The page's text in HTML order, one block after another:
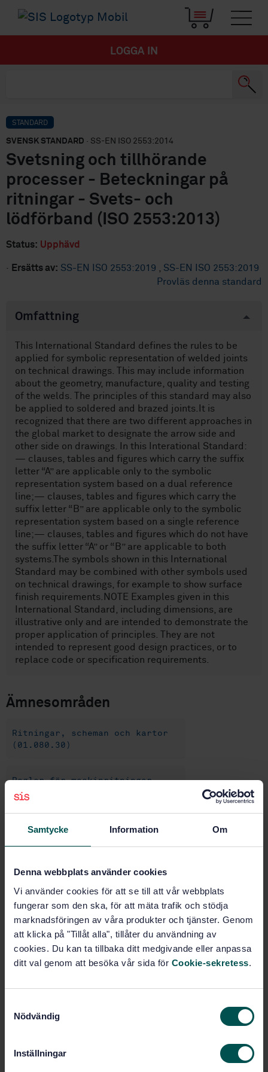
Samtycke Information Om
Denna webbplats använder cookies
Vi använder cookies för att se till att vår webbplats
fungerar som den ska, för att mäta trafik och stödja
marknadsföringen av våra produkter och tjänster. Genom
att klicka på "Tillåt alla", tillåter du användning av
cookies. Du kan ta tillbaka ditt medgivande eller anpassa
ditt val genom att besöka vår sida för Cookie-sekretess.
Nödvändig
Inställningar
LOGGA IN
STANDARD
SVENSK STANDARD · SS-EN ISO 2553:2014
Svetsning och tillhörande
processer - Beteckningar på
ritningar - Svets- och
lödförband (ISO 2553:2013)
Status: Upphävd
· Ersätts av: SS-EN ISO 2553:2019 , SS-EN ISO 2553:2019
Provläs denna standard
Omfattning
This International Standard defines the rules to be
applied for symbolic representation of welded joints
on technical drawings. This may include information
about the geometry, manufacture, quality and testing
of the welds. The principles of this standard may also
be applied to soldered and brazed joints.It is
recognized that there are two different approaches in
the global market to designate the arrow side and
other side on drawings. In this Interational Standard:
— clauses, tables and figures which carry the suffix
letter “A” are applicable only to the symbolic
representation system based on a dual reference
line;— clauses, tables and figures which carry the
suffix letter “B” are applicable only to the symbolic
representation system based on a single reference
line;— clauses, tables and figures which do not have
the suffix letter “A” or “B” are applicable to both
systems.The symbols shown in this International
Standard may be combined with other symbols used
on technical drawings, for example to show surface
finish requirements.NOTE Examples given in this
International Standard, including dimensions, are
illustrative only and are intended to demonstrate the
proper application of principles. They are not
intended to represent good design practices, or to
replace code or specification requirements.
Ämnesområden
Ritningar, scheman och kartor
(01.080.30)
Regler för maskinritningar
(01.100.20)
Svetsfogar (25.160.40)
Köp denna standard
SVENSK STANDARD· SS-EN ISO 2553:2014
Svetsning och tillhörande processer - Beteckningar
på ritningar - Svets- och lödförband (ISO 2553:2013)
Lägg i varukorgen
Fler alternativ